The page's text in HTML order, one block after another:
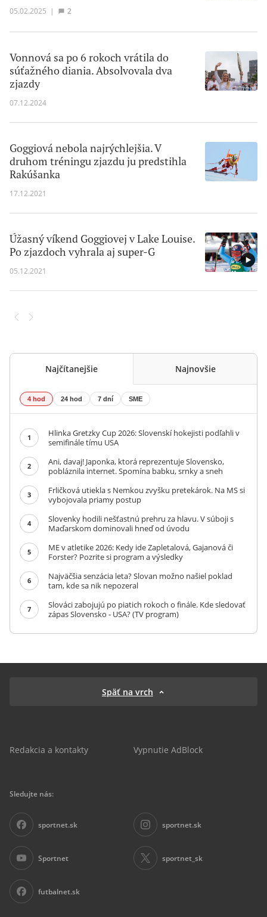
05.02.2025 | 2
Vonnová sa po 6 rokoch vrátila do
súťažného diania. Absolvovala dva
zjazdy
07.12.2024
Goggiová nebola najrýchlejšia. V
druhom tréningu zjazdu ju predstihla
Rakúšanka
17.12.2021
Úžasný víkend Goggiovej v Lake Louise.
Po zjazdoch vyhrala aj super-G
05.12.2021
Najčítanejšie Najnovšie
4 hod 24 hod 7 dní SME
1
Hlinka Gretzky Cup 2026: Slovenskí hokejisti podľahli v
semifinále tímu USA
2
Ani, davaj! Japonka, ktorá reprezentuje Slovensko,
pobláznila internet. Spomína babku, srnky a sneh
3
Frličková utiekla s Nemkou zvyšku pretekárok. Na MS si
vybojovala priamy postup
4
Slovenky hodili nešťastnú prehru za hlavu. V súboji s
Maďarskom dominovali hneď od úvodu
5
ME v atletike 2026: Kedy ide Zapletalová, Gajanová či
Forster? Pozrite si program a výsledky
6
Najväčšia senzácia leta? Slovan možno našiel poklad
tam, kde sa nik nepozeral
7
Slováci zabojujú po piatich rokoch o finále. Kde sledovať
zápas Slovensko - USA? (TV program)
Späť na vrch
Redakcia a kontakty Vypnutie AdBlock
Sledujte nás:
sportnet.sk sportnet.sk
Sportnet sportnet_sk
futbalnet.sk